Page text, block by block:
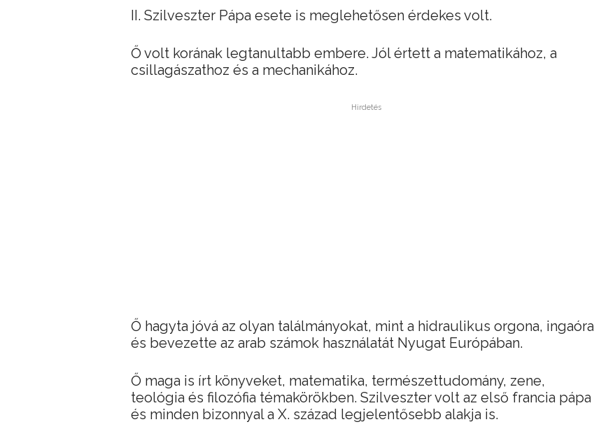
II. Szilveszter Pápa esete is meglehetősen érdekes volt.
Ő volt korának legtanultabb embere. Jól értett a matematikához, a
csillagászathoz és a mechanikához.
Hirdetés
Ő hagyta jóvá az olyan találmányokat, mint a hidraulikus orgona, ingaóra
és bevezette az arab számok használatát Nyugat Európában.
Ő maga is írt könyveket, matematika, természettudomány, zene,
teológia és filozófia témakörökben. Szilveszter volt az első francia pápa
és minden bizonnyal a X. század legjelentősebb alakja is.